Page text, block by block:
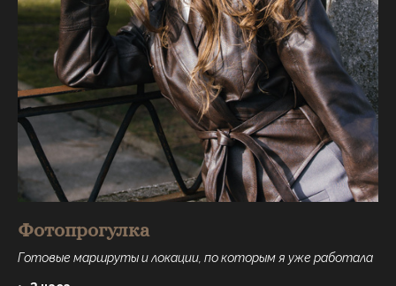
Фотопрогулка
Готовые маршруты и локации, по которым я уже работала